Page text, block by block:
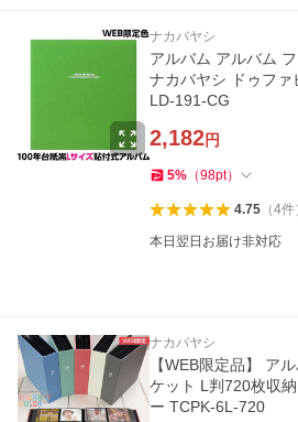
ナカバヤシ
アルバム アルバム
ナカバヤシ ドゥファ
LD-191-CG
2,182円
5% （98pt）
4.75（4件
本日翌日お届け非対応
ナカバヤシ
【WEB限定品】 ア
ケット L判720枚収
ー TCPK-6L-720